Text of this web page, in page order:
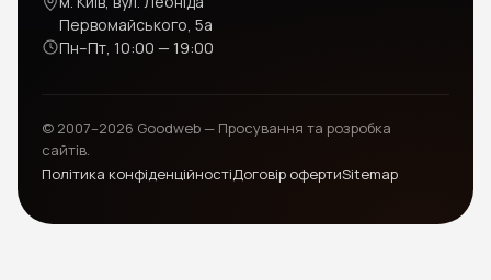
Первомайського, 5а
Пн–Пт, 10:00 — 19:00
© 2007–2026 Goodweb — Просування та розробка
сайтів.
Політика конфіденційностіДоговір офертиSitemap